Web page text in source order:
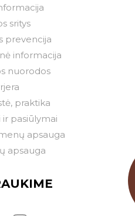
sritys
prevencija
informacija
nuorodos
praktika
pasiūlymai
apsauga
apsauga